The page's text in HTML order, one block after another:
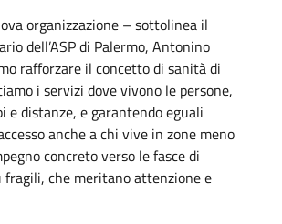
organizzazione – sottolinea il
dell’ASP di Palermo, Antonino
rafforzare il concetto di sanità di
i servizi dove vivono le persone,
e distanze, e garantendo eguali
anche a chi vive in zone meno
concreto verso le fasce di
fragili, che meritano attenzione e